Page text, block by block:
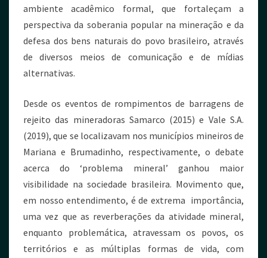
ambiente acadêmico formal, que fortaleçam a
perspectiva da soberania popular na mineração e da
defesa dos bens naturais do povo brasileiro, através
de diversos meios de comunicação e de mídias
alternativas.
Desde os eventos de rompimentos de barragens de
rejeito das mineradoras Samarco (2015) e Vale S.A.
(2019), que se localizavam nos municípios mineiros de
Mariana e Brumadinho, respectivamente, o debate
acerca do ‘problema mineral’ ganhou maior
visibilidade na sociedade brasileira. Movimento que,
em nosso entendimento, é de extrema importância,
uma vez que as reverberações da atividade mineral,
enquanto problemática, atravessam os povos, os
territórios e as múltiplas formas de vida, com